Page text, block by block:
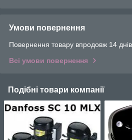
Умови повернення
Повернення товару впродовж 14
Всі умови повернення
Подібні товари компанії